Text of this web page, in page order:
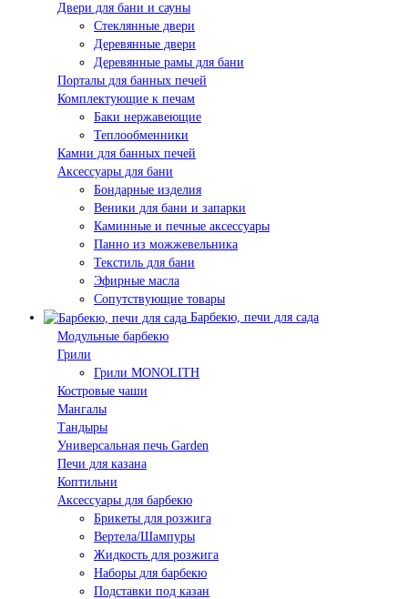
Двери для бани и сауны
Стеклянные двери
Деревянные двери
Деревянные рамы для бани
Порталы для банных печей
Комплектующие к печам
Баки нержавеющие
Теплообменники
Камни для банных печей
Аксессуары для бани
Бондарные изделия
Веники для бани и запарки
Каминные и печные аксессуары
Панно из можжевельника
Текстиль для бани
Эфирные масла
Сопутствующие товары
Барбекю, печи для сада
Модульные барбекю
Грили
Грили MONOLITH
Костровые чаши
Мангалы
Тандыры
Универсальная печь Garden
Печи для казана
Коптильни
Аксессуары для барбекю
Брикеты для розжига
Вертела/Шампуры
Жидкость для розжига
Наборы для барбекю
Подставки под казан